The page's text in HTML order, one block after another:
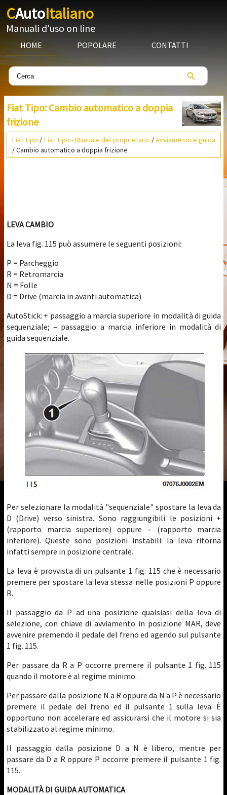
CAutoItaliano
Manuali d'uso on line
HOME POPOLARE CONTATTI
Fiat Tipo: Cambio automatico a doppia
frizione
Fiat Tipo / Fiat Tipo - Manuale del proprietario /Avviamento e guida
/ Cambio automatico a doppia frizione
LEVA CAMBIO
La leva fig. 115 può assumere le seguenti posizioni:
P = Parcheggio
R = Retromarcia
N = Folle
D = Drive (marcia in avanti automatica)
AutoStick: + passaggio a marcia superiore in modalità di guida
sequenziale; – passaggio a marcia inferiore in modalità di
guida sequenziale.
Per selezionare la modalità "sequenziale" spostare la leva da
D (Drive) verso sinistra. Sono raggiungibili le posizioni +
(rapporto marcia superiore) oppure – (rapporto marcia
inferiore). Queste sono posizioni instabili: la leva ritorna
infatti sempre in posizione centrale.
La leva è provvista di un pulsante 1 fig. 115 che è necessario
premere per spostare la leva stessa nelle posizioni P oppure
R.
Il passaggio da P ad una posizione qualsiasi della leva di
selezione, con chiave di avviamento in posizione MAR, deve
avvenire premendo il pedale del freno ed agendo sul pulsante
1 fig. 115.
Per passare da R a P occorre premere il pulsante 1 fig. 115
quando il motore è al regime minimo.
Per passare dalla posizione N a R oppure da N a P è necessario
premere il pedale del freno ed il pulsante 1 sulla leva. È
opportuno non accelerare ed assicurarsi che il motore si sia
stabilizzato al regime minimo.
Il passaggio dalla posizione D a N è libero, mentre per
passare da D a R oppure P occorre premere il pulsante 1 fig.
115.
MODALITÀ DI GUIDA AUTOMATICA